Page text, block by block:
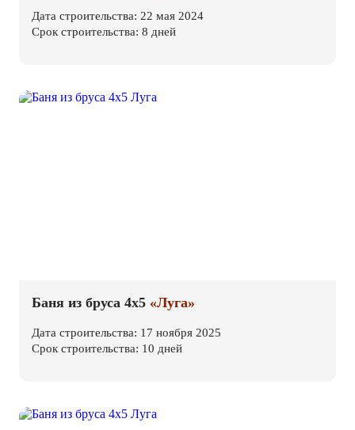
Дата строительства: 22 мая 2024
Срок строительства: 8 дней
Баня из бруса 4х5 «Луга»
Дата строительства: 17 ноября 2025
Срок строительства: 10 дней